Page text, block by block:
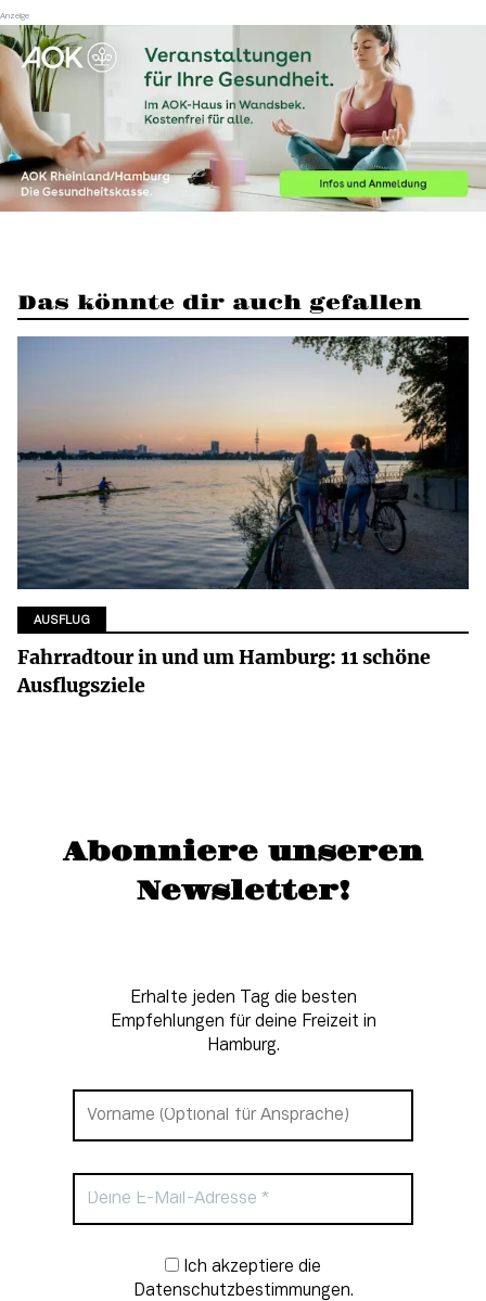
Das könnte dir auch gefallen
AUSFLUG
Fahrradtour in und um Hamburg: 11 schöne
Ausflugsziele
Abonniere unseren
Newsletter!
Erhalte jeden Tag die besten
Empfehlungen für deine Freizeit in
Hamburg.
Newsletter-Anmeldung
Datenschutzbestimmungen.